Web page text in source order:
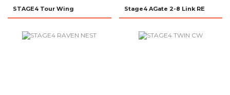
STAGE4 Tour Wing Stage4 AGate 2-8 Link RE